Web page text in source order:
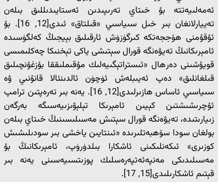
ئەمەلىيەتتە بۇ خىتاي تەرىپىدىن ئەستايىدىللىق بىلەن
تەييارلانغان بىر خىل سىياسىي «قىلتاق» ئىدى[12, 16]. بۇ
ئۇقۇمنى ھۆججەتكە كىرگۈزۈش ئارقىلىق بېيجىڭ كەلگۈسىدە
ئامېرىكانىڭ تەيۋەنگە قورال سېتىشى ياكى تېخنىكا چەكلىمىسى
قويۇشىنى دەرھال «ئىستراتېگىيەلىك مۇقىملىققا بۇزغۇنچىلىق
قىلغانلىق» دەپ ئەيىبلەش ئۈچۈن ئالدىنئالا قانۇنىي ۋە
سىياسىي ئاساس ھازىرلىدى[12, 16]. يەنە بىر تەرەپتىن ترامپ
ئۇچرىشىشتىن كېيىن ئامېرىكا تېلېۋىزىيەسىگە بەرگەن
زىيارىتىدە، تەيۋەنگە قورال سېتىش مەسىلىسىنىڭ خىتاي بىلەن
بولغان سودا سۆھبەتلىرىدە «ئىنتايىن ياخشى بىر سودىلىشىش
كوزىرى» ئىكەنلىكىنى ئاشكارا بىلدۈرۈپ، ئامېرىكانىڭ بۇ
مەسىلىدىكى مەنپەئەتپەرەسلىك پوزىتسىيەسىنى يەنە بىر
قېتىم ئاشكارىلىدى[15, 17].